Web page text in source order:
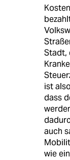
Stadt,
ist
dass
auch
wie